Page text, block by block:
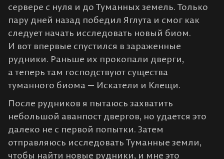
сервере с нуля и до Туманных земель. Только
пару дней назад победил Яглута и смог как
следует начать исследовать новый биом.
И вот впервые спустился в зараженные
рудники. Раньше их прокопали дверги,
а теперь там господствуют существа
туманного биома — Искатели и Клещи.
После рудников я пытаюсь захватить
небольшой аванпост двергов, но удается это
далеко не с первой попытки. Затем
отправляюсь исследовать Туманные земли,
чтобы найти новые рудники, и мне это